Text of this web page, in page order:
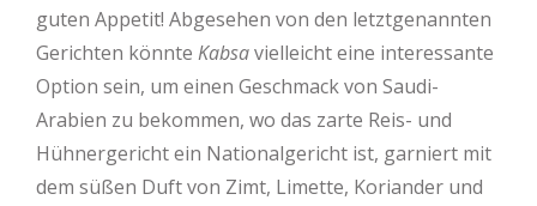
guten Appetit! Abgesehen von den letztgenannten
Gerichten könnte Kabsavielleicht eine interessante
Option sein, um einen Geschmack von Saudi-
Arabien zu bekommen, wo das zarte Reis- und
Hühnergericht ein Nationalgericht ist, garniert mit
dem süßen Duft von Zimt, Limette, Koriander und